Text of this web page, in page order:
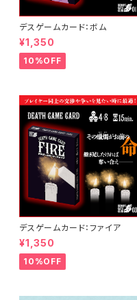
デスゲームカード：ボム
¥1,350
10%OFF
デスゲームカード：ファイア
¥1,350
10%OFF